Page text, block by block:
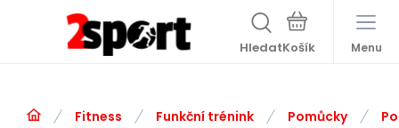
Hledat Menu
Fitness Funkční trénink Pomůcky